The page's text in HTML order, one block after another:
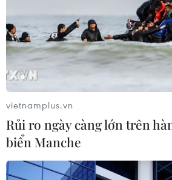
vietnamplus.vn
Rủi ro ngày càng lớn trên
biển Manche